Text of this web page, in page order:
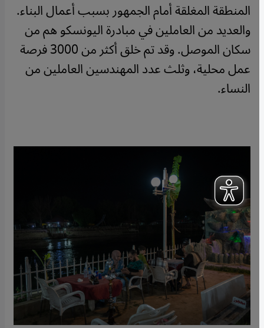
المنطقة المغلقة أمام الجمهور بسبب أعمال البناء.
والعديد من العاملين في مبادرة اليونسكو هم من
سكان الموصل. وقد تم خلق أكثر من 3000 فرصة
عمل محلية، وثلث عدد المهندسين العاملين من
النساء.